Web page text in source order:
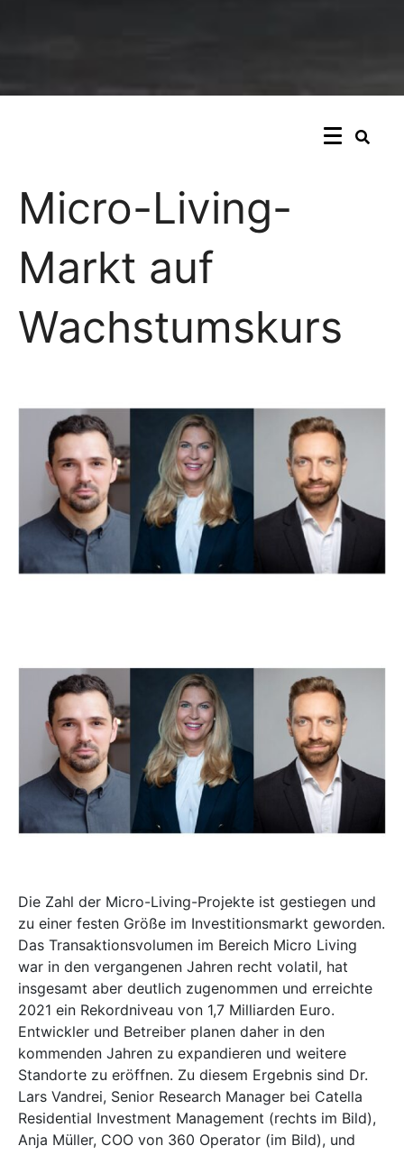
Micro-Living-
Markt auf
Wachstumskurs
Die Zahl der Micro-Living-Projekte ist gestiegen und
zu einer festen Größe im Investitionsmarkt geworden.
Das Transaktionsvolumen im Bereich Micro Living
war in den vergangenen Jahren recht volatil, hat
insgesamt aber deutlich zugenommen und erreichte
2021 ein Rekordniveau von 1,7 Milliarden Euro.
Entwickler und Betreiber planen daher in den
kommenden Jahren zu expandieren und weitere
Standorte zu eröffnen. Zu diesem Ergebnis sind Dr.
Lars Vandrei, Senior Research Manager bei Catella
Residential Investment Management (rechts im Bild),
Anja Müller, COO von 360 Operator (im Bild), und